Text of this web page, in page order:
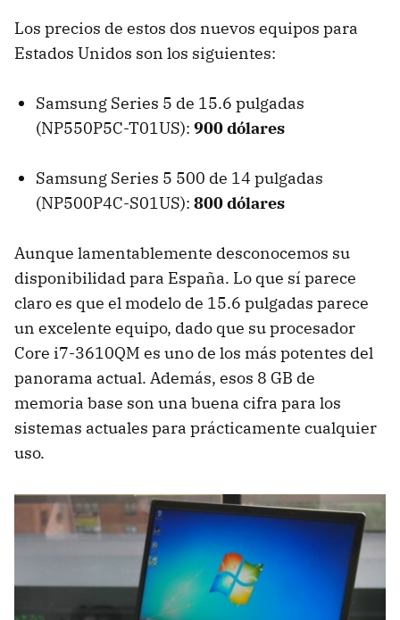
Los precios de estos dos nuevos equipos para
Estados Unidos son los siguientes:
Samsung Series 5 de 15.6 pulgadas
(NP550P5C-T01US): 900 dólares
Samsung Series 5 500 de 14 pulgadas
(NP500P4C-S01US): 800 dólares
Aunque lamentablemente desconocemos su
disponibilidad para España. Lo que sí parece
claro es que el modelo de 15.6 pulgadas parece
un excelente equipo, dado que su procesador
Core i7-3610QM es uno de los más potentes del
panorama actual. Además, esos 8 GB de
memoria base son una buena cifra para los
sistemas actuales para prácticamente cualquier
uso.